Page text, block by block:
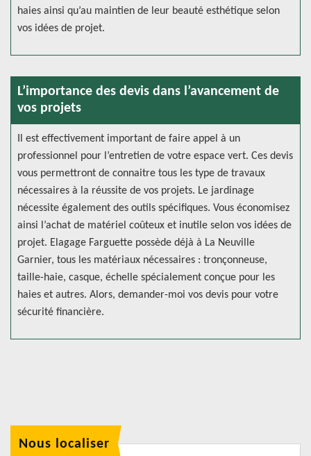
haies ainsi qu’au maintien de leur beauté esthétique selon
vos idées de projet.
L’importance des devis dans l’avancement de
vos projets
Il est effectivement important de faire appel à un
professionnel pour l’entretien de votre espace vert. Ces devis
vous permettront de connaitre tous les type de travaux
nécessaires à la réussite de vos projets. Le jardinage
nécessite également des outils spécifiques. Vous économisez
ainsi l’achat de matériel coûteux et inutile selon vos idées de
projet. Elagage Farguette possède déjà à La Neuville
Garnier, tous les matériaux nécessaires : tronçonneuse,
taille-haie, casque, échelle spécialement conçue pour les
haies et autres. Alors, demander-moi vos devis pour votre
sécurité financière.
Nous localiser